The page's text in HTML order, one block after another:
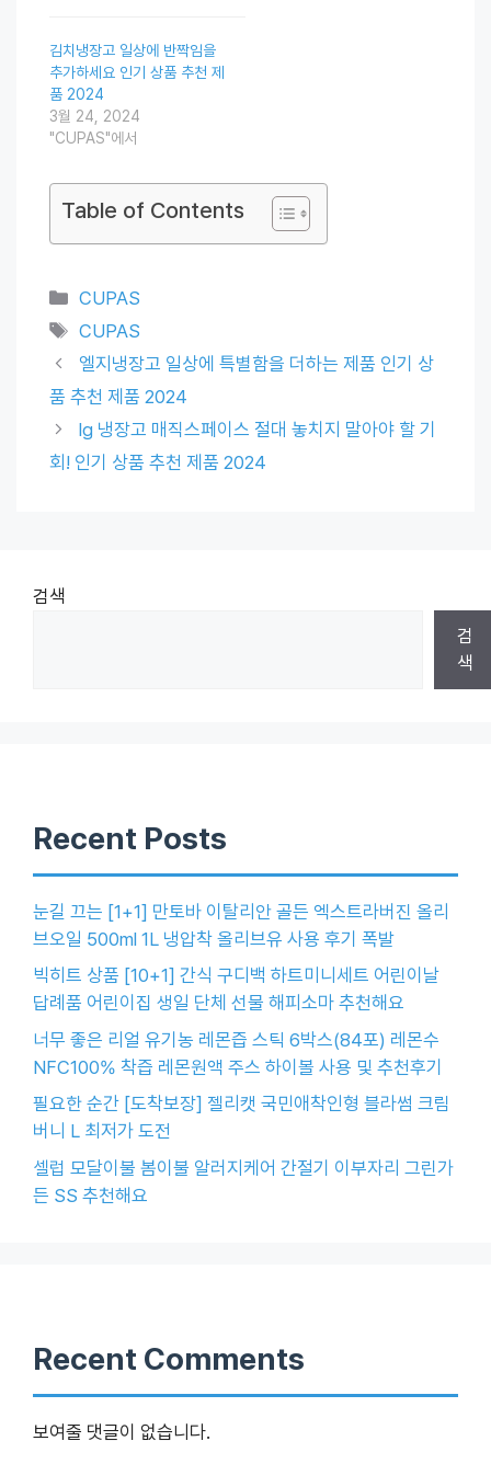
김치냉장고 일상에 반짝임을
추가하세요 인기 상품 추천 제
품 2024
3월 24, 2024
"CUPAS"에서
Table of Contents
Categories
CUPAS
Tags
CUPAS
엘지냉장고 일상에 특별함을 더하는 제품 인기 상
품 추천 제품 2024
lg 냉장고 매직스페이스 절대 놓치지 말아야 할 기
회! 인기 상품 추천 제품 2024
검색
검
색
Recent Posts
눈길 끄는 [1+1] 만토바 이탈리안 골든 엑스트라버진 올리
브오일 500ml 1L 냉압착 올리브유 사용 후기 폭발
빅히트 상품 [10+1] 간식 구디백 하트미니세트 어린이날
답례품 어린이집 생일 단체 선물 해피소마 추천해요
너무 좋은 리얼 유기농 레몬즙 스틱 6박스(84포) 레몬수
NFC100% 착즙 레몬원액 주스 하이볼 사용 및 추천후기
필요한 순간 [도착보장] 젤리캣 국민애착인형 블라썸 크림
버니 L 최저가 도전
셀럽 모달이불 봄이불 알러지케어 간절기 이부자리 그린가
든 SS 추천해요
Recent Comments
보여줄 댓글이 없습니다.